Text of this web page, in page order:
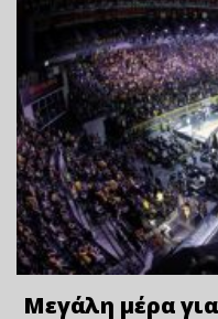
Μεγάλη μέρα